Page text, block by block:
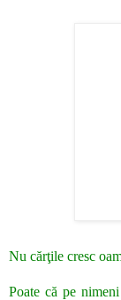
Nu cărţile cresc
Poate că pe